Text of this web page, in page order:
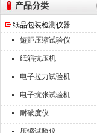
产品分类
纸品包装检测仪器
短距压缩试验仪
纸箱抗压机
电子拉力试验机
电子抗张试验机
耐破度仪
压缩试验仪